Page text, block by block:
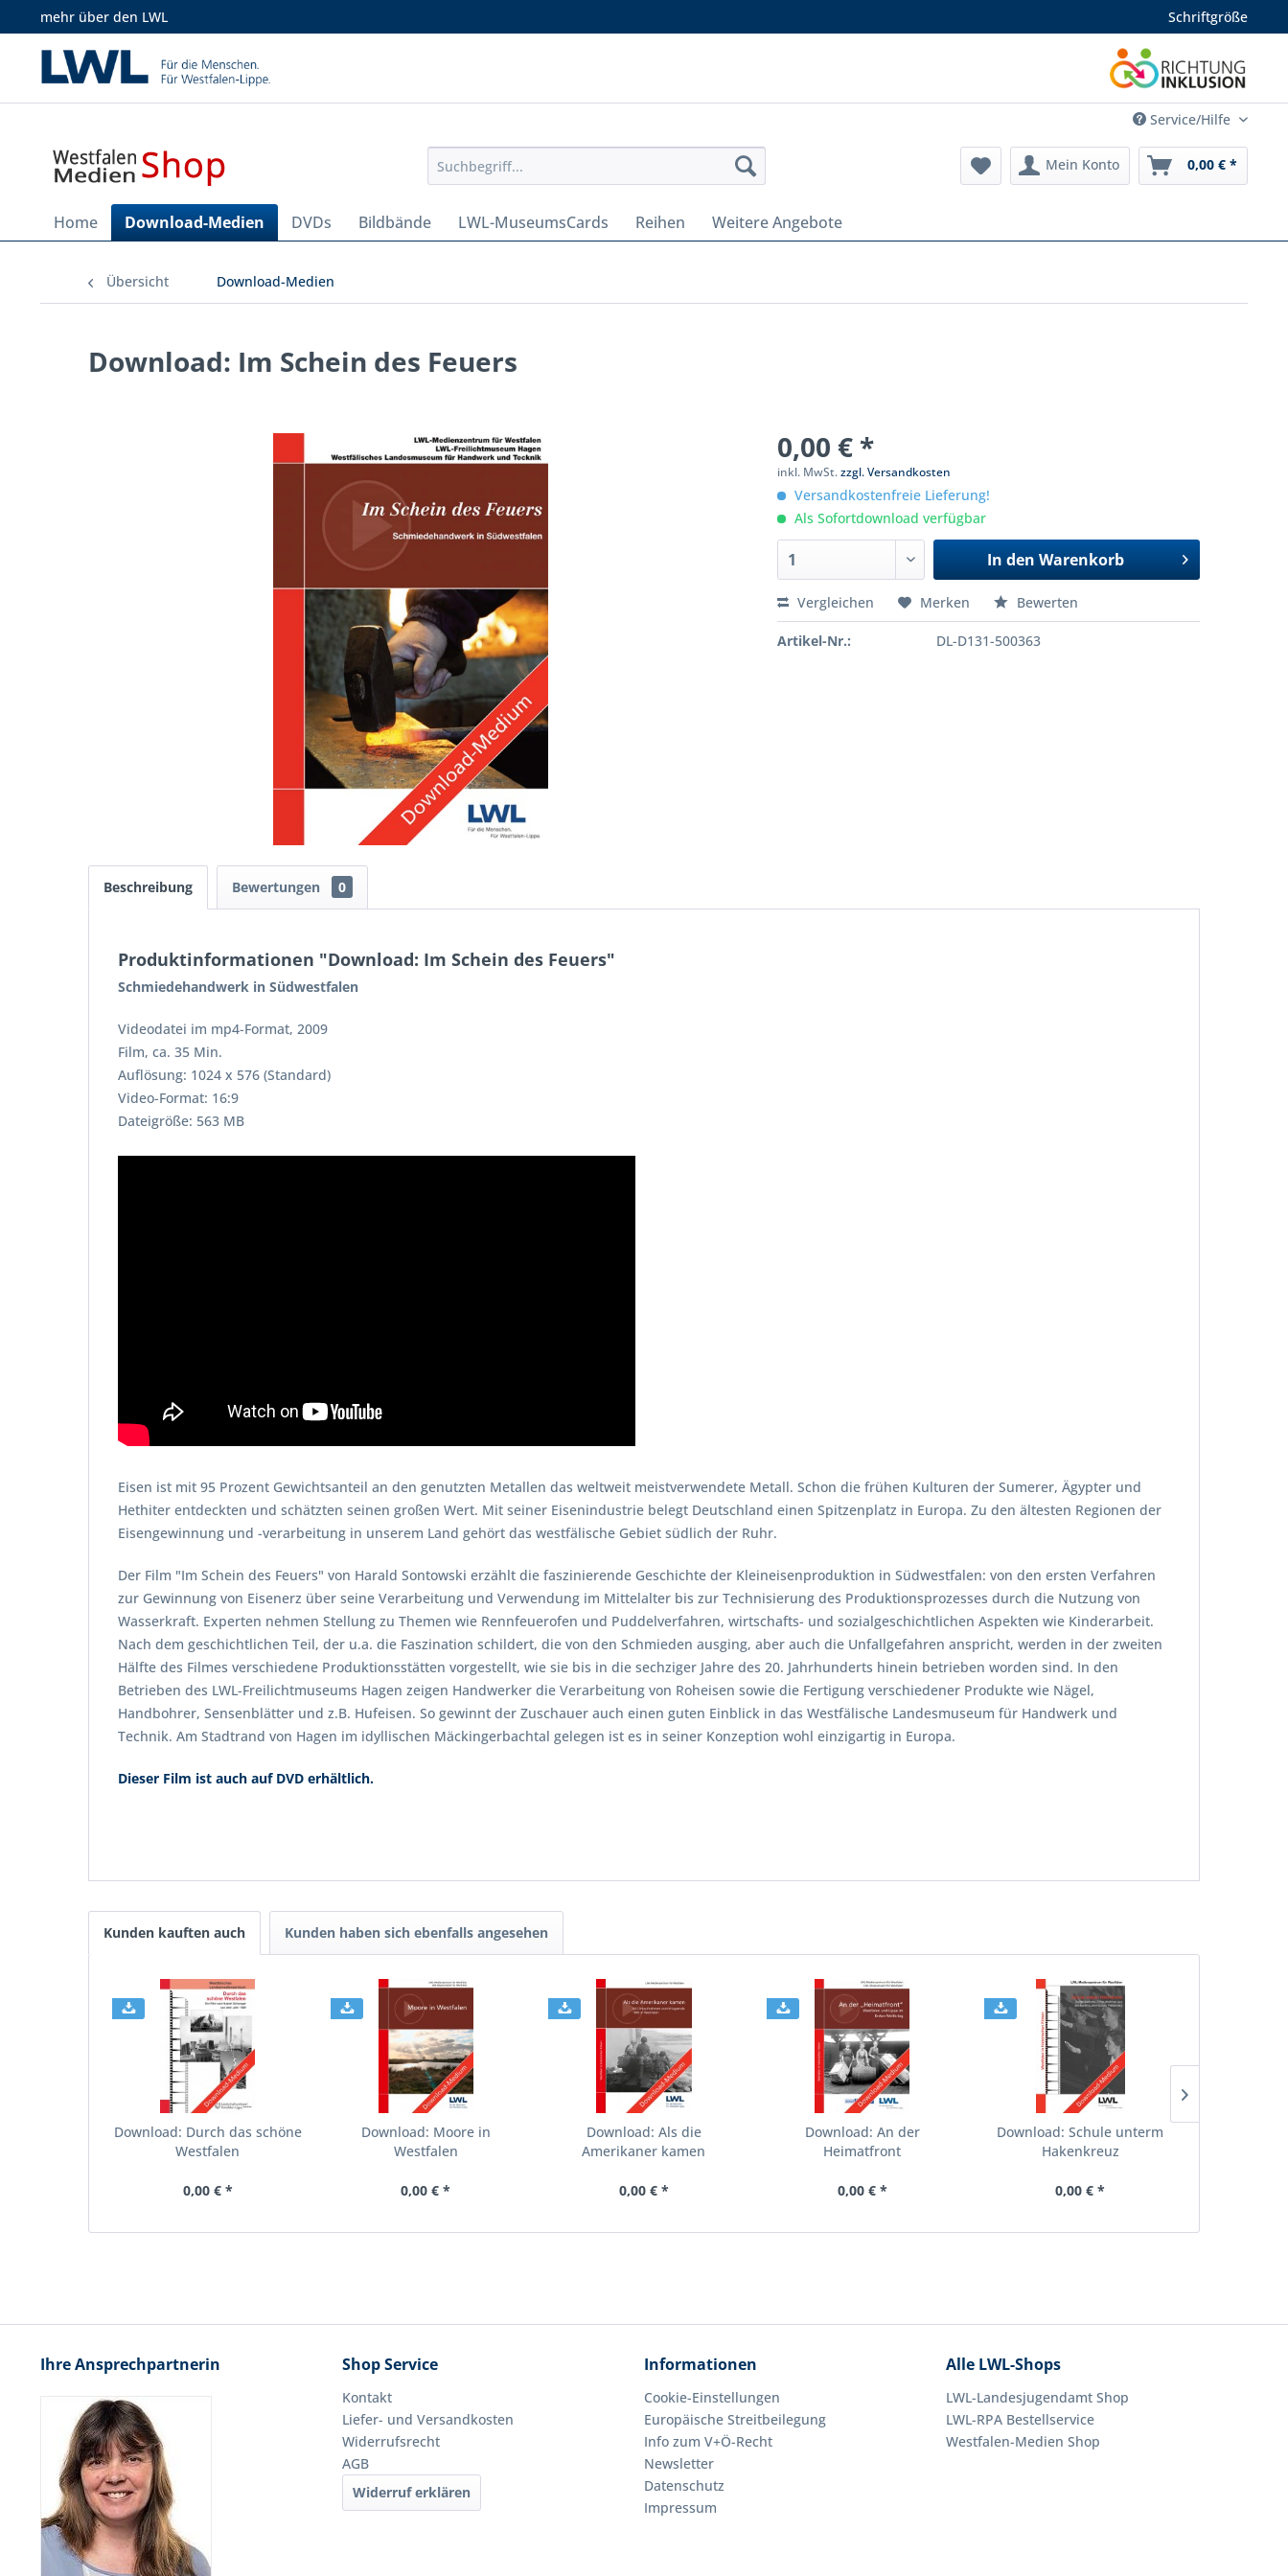
mehr über den LWL Schriftgröße
Service/Hilfe
Mein Konto 0,00 € *
Home Download-Medien DVDs Bildbände LWL-MuseumsCards Reihen Weitere Angebote
Übersicht Download-Medien
Download: Im Schein des Feuers
0,00 € *
inkl. MwSt.zzgl. Versandkosten
Versandkostenfreie Lieferung!
Als Sofortdownload verfügbar
In den Warenkorb
Vergleichen Merken Bewerten
Artikel-Nr.: DL-D131-500363
Beschreibung Bewertungen 0
Produktinformationen "Download: Im Schein des Feuers"
Schmiedehandwerk in Südwestfalen
Videodatei im mp4-Format, 2009
Film, ca. 35 Min.
Auflösung: 1024 x 576 (Standard)
Video-Format: 16:9
Dateigröße: 563 MB
Eisen ist mit 95 Prozent Gewichtsanteil an den genutzten Metallen das weltweit meistverwendete Metall. Schon die frühen Kulturen der Sumerer, Ägypter und
Hethiter entdeckten und schätzten seinen großen Wert. Mit seiner Eisenindustrie belegt Deutschland einen Spitzenplatz in Europa. Zu den ältesten Regionen der
Eisengewinnung und -verarbeitung in unserem Land gehört das westfälische Gebiet südlich der Ruhr.
Der Film "Im Schein des Feuers" von Harald Sontowski erzählt die faszinierende Geschichte der Kleineisenproduktion in Südwestfalen: von den ersten Verfahren
zur Gewinnung von Eisenerz über seine Verarbeitung und Verwendung im Mittelalter bis zur Technisierung des Produktionsprozesses durch die Nutzung von
Wasserkraft. Experten nehmen Stellung zu Themen wie Rennfeuerofen und Puddelverfahren, wirtschafts- und sozialgeschichtlichen Aspekten wie Kinderarbeit.
Nach dem geschichtlichen Teil, der u.a. die Faszination schildert, die von den Schmieden ausging, aber auch die Unfallgefahren anspricht, werden in der zweiten
Hälfte des Filmes verschiedene Produktionsstätten vorgestellt, wie sie bis in die sechziger Jahre des 20. Jahrhunderts hinein betrieben worden sind. In den
Betrieben des LWL-Freilichtmuseums Hagen zeigen Handwerker die Verarbeitung von Roheisen sowie die Fertigung verschiedener Produkte wie Nägel,
Handbohrer, Sensenblätter und z.B. Hufeisen. So gewinnt der Zuschauer auch einen guten Einblick in das Westfälische Landesmuseum für Handwerk und
Technik. Am Stadtrand von Hagen im idyllischen Mäckingerbachtal gelegen ist es in seiner Konzeption wohl einzigartig in Europa.
Dieser Film ist auch auf DVD erhältlich.
Kunden kauften auch Kunden haben sich ebenfalls angesehen
Download: Durch das schöne
Westfalen
0,00 € *
Download: Moore in
Westfalen
0,00 € *
Download: Als die
Amerikaner kamen
0,00 € *
Download: An der
Heimatfront
0,00 € *
Download: Schule unterm
Hakenkreuz
0,00 € *
Ihre Ansprechpartnerin Shop Service
Kontakt
Liefer- und Versandkosten
Widerrufsrecht
AGB
Widerruf erklären
Informationen
Cookie-Einstellungen
Europäische Streitbeilegung
Info zum V+Ö-Recht
Newsletter
Datenschutz
Impressum
Alle LWL-Shops
LWL-Landesjugendamt Shop
LWL-RPA Bestellservice
Westfalen-Medien Shop